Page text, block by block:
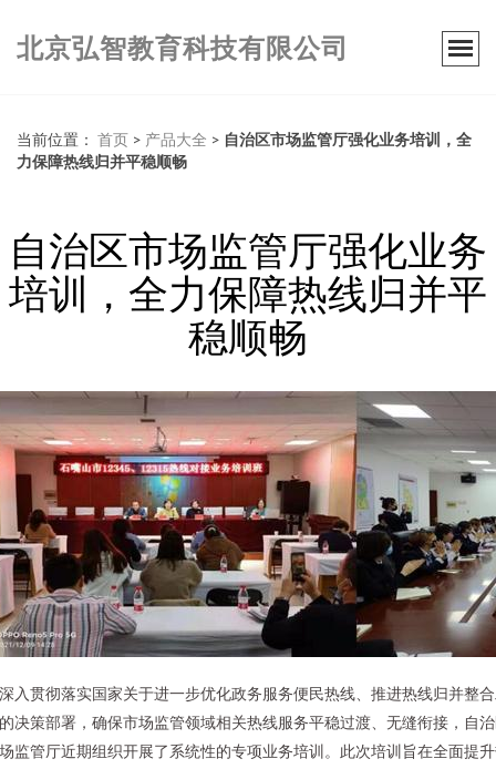
北京弘智教育科技有限公司
当前位置： 首页 > 产品大全 > 自治区市场监管厅强化业务培训，全
力保障热线归并平稳顺畅
自治区市场监管厅强化业务
培训，全力保障热线归并平
稳顺畅
入贯彻落实国家关于进一步优化政务服务便民热线、推进热线归并整
决策部署，确保市场监管领域相关热线服务平稳过渡、无缝衔接，自
监管厅近期组织开展了系统性的专项业务培训。此次培训旨在全面提